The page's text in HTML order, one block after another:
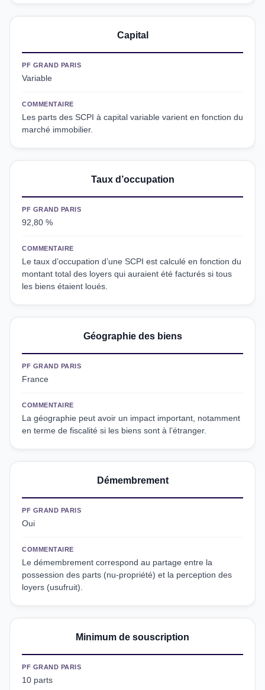
Capital
PF GRAND PARIS
Variable
COMMENTAIRE
Les parts des SCPI à capital variable varient en fonction du
marché immobilier.
Taux d’occupation
PF GRAND PARIS
92,80 %
COMMENTAIRE
Le taux d’occupation d’une SCPI est calculé en fonction du
montant total des loyers qui auraient été facturés si tous
les biens étaient loués.
Géographie des biens
PF GRAND PARIS
France
COMMENTAIRE
La géographie peut avoir un impact important, notamment
en terme de fiscalité si les biens sont à l’étranger.
Démembrement
PF GRAND PARIS
Oui
COMMENTAIRE
Le démembrement correspond au partage entre la
possession des parts (nu-propriété) et la perception des
loyers (usufruit).
Minimum de souscription
PF GRAND PARIS
10 parts